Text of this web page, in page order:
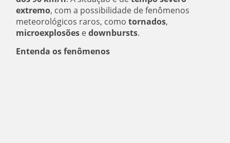
extremo, com a possibilidade de fenômenos
meteorológicos raros, comotornados,
microexplosões edownbursts.
Entenda os fenômenos